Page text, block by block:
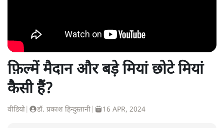
फ़िल्में मैदान और बड़े मियां छोटे मियां
कैसी हैं?
वीडियो डॉ. प्रकाश हिन्दुस्तानी 16 APR, 2024